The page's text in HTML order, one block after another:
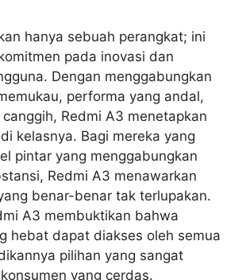
hanya sebuah perangkat; ini
pada inovasi dan
Dengan menggabungkan
performa yang andal,
Redmi A3 menetapkan
kelasnya. Bagi mereka yang
pintar yang menggabungkan
Redmi A3 menawarkan
benar-benar tak terlupakan.
A3 membuktikan bahwa
hebat dapat diakses oleh semua
pilihan yang sangat
yang cerdas.